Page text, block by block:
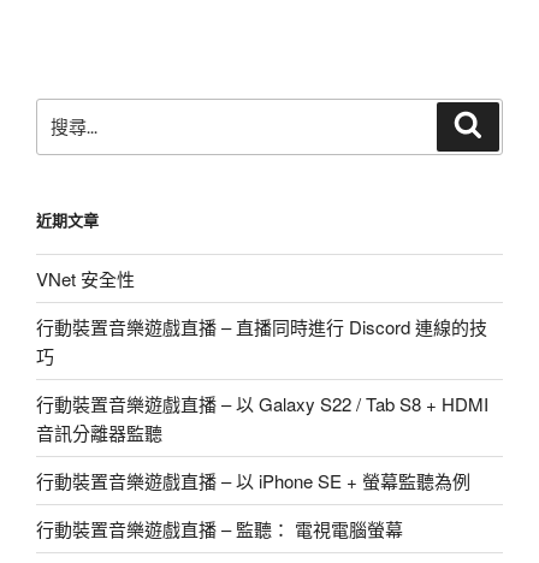
尋
字:
近期文章
VNet 安全性
行動裝置音樂遊戲直播 – 直播同時進行 Discord 連線的技
巧
行動裝置音樂遊戲直播 – 以 Galaxy S22 / Tab S8 + HDMI
音訊分離器監聽
行動裝置音樂遊戲直播 – 以 iPhone SE + 螢幕監聽為例
行動裝置音樂遊戲直播 – 監聽： 電視電腦螢幕